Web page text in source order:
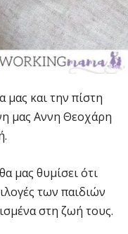
μας και την πίστη
μας Αννη Θεοχάρη
μας θυμίσει ότι
των παιδιών
στη ζωή τους.